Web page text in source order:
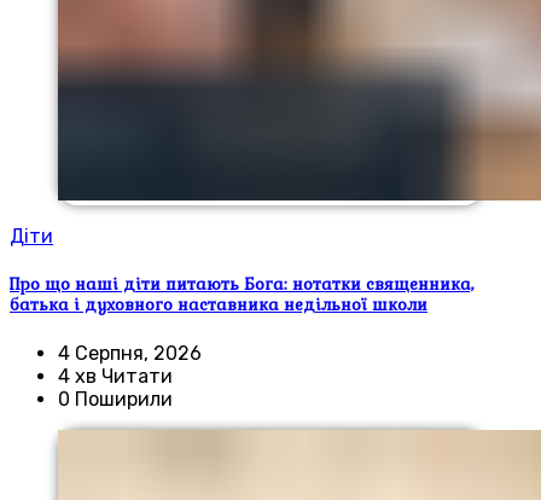
Діти
Про що наші діти питають Бога: нотатки священника,
батька і духовного наставника недільної школи
4 Серпня, 2026
4 хв Читати
0 Поширили